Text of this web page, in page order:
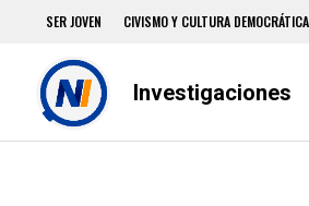
SER JOVEN CIVISMO Y CULTURA DEMOCRÁTICA
Investigaciones